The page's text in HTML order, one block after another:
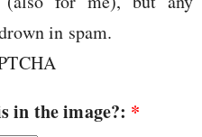
in spam.
in the image?: *
Eine Million Dollar
Humble Indie Bundle
Zuletzt angezeigt: